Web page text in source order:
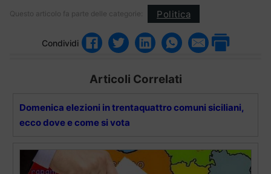
Questo articolo fa parte delle categorie: Politica
Condividi
Articoli Correlati
Domenica elezioni in trentaquattro comuni siciliani,
ecco dove e come si vota